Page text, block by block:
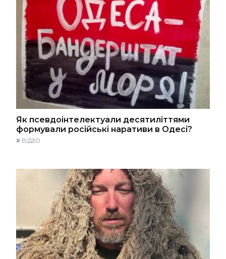
Як псевдоінтелектуали десятиліттями
формували російські наративи в Одесі?
# ВІДЕО